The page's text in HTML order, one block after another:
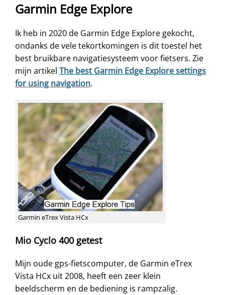
Garmin Edge Explore
Ik heb in 2020 de Garmin Edge Explore gekocht,
ondanks de vele tekortkomingen is dit toestel het
best bruikbare navigatiesysteem voor fietsers. Zie
mijn artikel The best Garmin Edge Explore settings
for using navigation.
Garmin eTrex Vista HCx
Mio Cyclo 400 getest
Mijn oude gps-fietscomputer, de Garmin eTrex
Vista HCx uit 2008, heeft een zeer klein
beeldscherm en de bediening is rampzalig.